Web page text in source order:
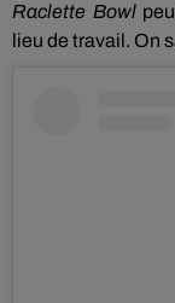
Raclette Bowl
lieu de travail. On